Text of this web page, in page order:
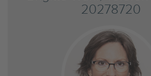
20278720